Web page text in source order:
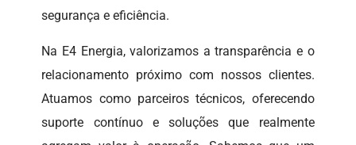
segurança e eficiência.
Na E4 Energia, valorizamos a transparência e o
relacionamento próximo com nossos clientes.
Atuamos como parceiros técnicos, oferecendo
suporte contínuo e soluções que realmente